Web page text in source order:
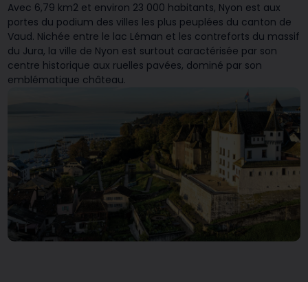
Nous rejoindre
Nos engagements
de recharge
Carport solaire Contracting
Avec 6,79 km2 et environ 23 000 habitants, Nyon est aux
portes du podium des villes les plus peuplées du canton de
Vaud. Nichée entre le lac Léman et les contreforts du massif
du Jura, la ville de Nyon est surtout caractérisée par son
centre historique aux ruelles pavées, dominé par son
emblématique château.